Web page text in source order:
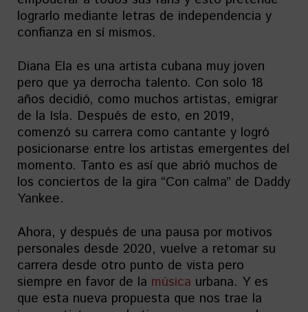
lograrlo mediante letras de independencia y
confianza en sí mismos.
Diana Ela es una artista cubana muy joven
pero que ya derrocha talento. Con solo 18
años decidió, como muchos artistas, emigrar
de la Isla. Después de esto, en 2019,
comenzó su carrera como cantante y logró
posicionarse entre los artistas emergentes del
momento. Tanto es así que abrió muchos de
los conciertos de la gira “Con calma” de Daddy
Yankee.
Ahora, y después de una pausa por motivos
personales desde 2020, vuelve a retomar su
carrera desde otro punto de vista pero
siempre en favor de la música urbana. Y es
que esta nueva propuesta que nos trae la